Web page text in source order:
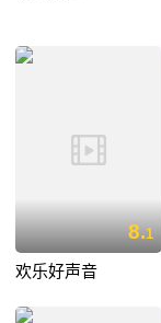
8.1
欢乐好声音